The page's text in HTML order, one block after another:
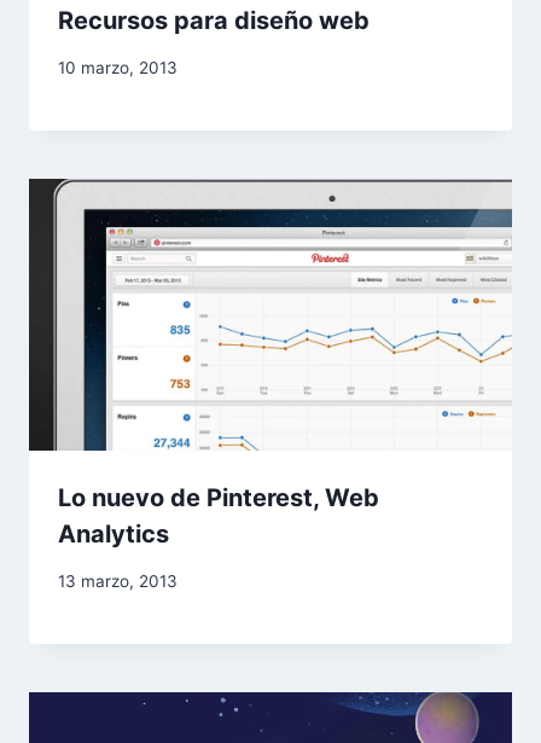
Recursos para diseño web
10 marzo, 2013
Lo nuevo de Pinterest, Web
Analytics
13 marzo, 2013